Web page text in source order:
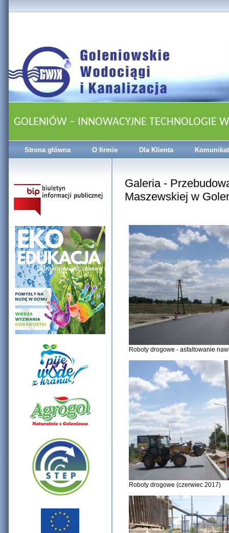
GOLENIÓW – INNOWACYJNE TECHNOLOGIE
Strona główna O firmie Dla Klienta
Galeria -
Maszewskiej w
Roboty drogowe - asfaltowanie
Roboty drogowe (czerwiec 2017)